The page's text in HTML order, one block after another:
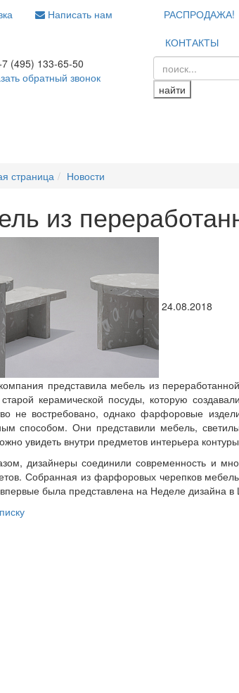
Написать нам РАСПРОДАЖА!
КОНТАКТЫ
(495) 133-65-50
обратный звонок
найти
страница Новости
из
24.08.2018
представила мебель из
керамической посуды, которую
не востребовано, однако фарфоровые
способом. Они представили мебель,
увидеть внутри предметов интерьера
дизайнеры соединили современность и
Собранная из фарфоровых черепков мебель
была представлена на Неделе дизайна